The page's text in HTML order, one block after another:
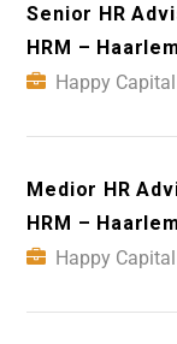
Senior HR
HRM – Haarlem
Happy
Medior HR
HRM – Haarlem
Happy